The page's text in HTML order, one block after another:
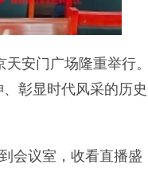
安门广场隆重举行。
彰显时代风采的历
会议室，收看直播盛